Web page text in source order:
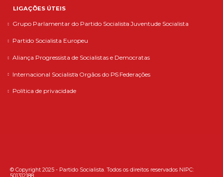
LIGAÇÕES ÚTEIS
Grupo Parlamentar do Partido Socialista Juventude Socialista
Partido Socialista Europeu
Aliança Progressista de Socialistas e Democratas
Internacional Socialista Orgãos do PS Federações
Política de privacidade
© Copyright 2025 - Partido Socialista. Todos os direitos reservados NIPC: